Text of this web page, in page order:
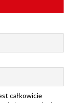
całkowicie